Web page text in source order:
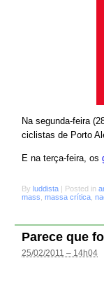
Na segunda-feira
ciclistas de Porto
E na terça-feira, os
By luddista | Posted in
mass massa crítica
Parece que
25/02/2011 – 14h04